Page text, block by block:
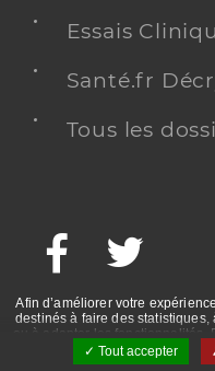
Essais
Santé.fr
Tous les
Facebook
Afin d’améliorer votre
destinés à faire des
ou à adapter les fonctionnalités.
ces cookies, nous vous
confidentialité
Tout accepter